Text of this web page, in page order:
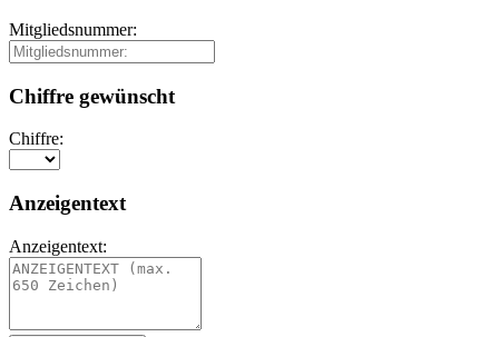
Mitgliedsnummer:
Chiffre gewünscht
Chiffre:
Anzeigentext
Anzeigentext: